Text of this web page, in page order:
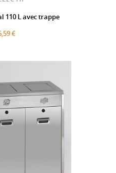
110 L avec trappe
€